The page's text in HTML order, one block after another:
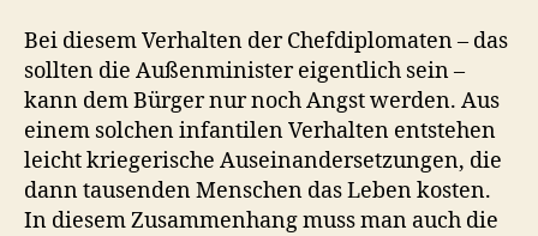
Bei diesem Verhalten der Chefdiplomaten – das
sollten die Außenminister eigentlich sein –
kann dem Bürger nur noch Angst werden. Aus
einem solchen infantilen Verhalten entstehen
leicht kriegerische Auseinandersetzungen, die
dann tausenden Menschen das Leben kosten.
In diesem Zusammenhang muss man auch die